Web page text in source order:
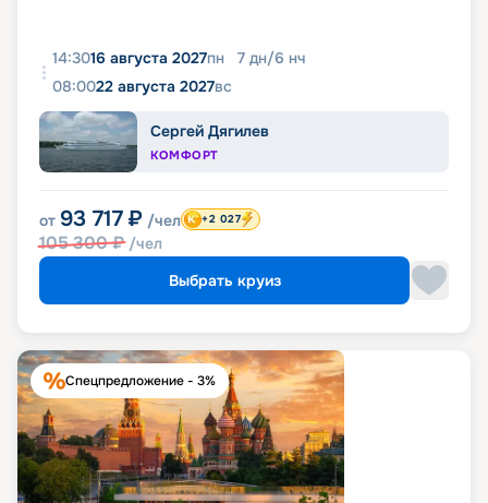
14:3016 августа 2027пн 7 дн/6 нч
08:0022 августа 2027вс
Сергей Дягилев
КОМФОРТ
от 93 717 ₽ /чел
105 300₽ /чел
+2 027
Выбрать круиз
Спецпредложение - 3%